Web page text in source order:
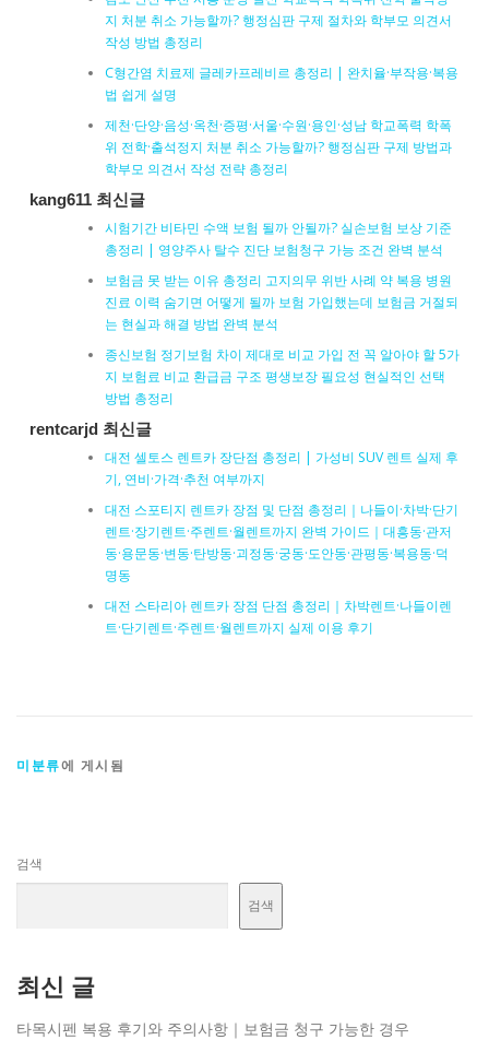
지 처분 취소 가능할까? 행정심판 구제 절차와 학부모 의견서
작성 방법 총정리
C형간염 치료제 글레카프레비르 총정리 | 완치율·부작용·복용
법 쉽게 설명
제천·단양·음성·옥천·증평·서울·수원·용인·성남 학교폭력 학폭
위 전학·출석정지 처분 취소 가능할까? 행정심판 구제 방법과
학부모 의견서 작성 전략 총정리
kang611 최신글
시험기간 비타민 수액 보험 될까 안될까? 실손보험 보상 기준
총정리 | 영양주사 탈수 진단 보험청구 가능 조건 완벽 분석
보험금 못 받는 이유 총정리 고지의무 위반 사례 약 복용 병원
진료 이력 숨기면 어떻게 될까 보험 가입했는데 보험금 거절되
는 현실과 해결 방법 완벽 분석
종신보험 정기보험 차이 제대로 비교 가입 전 꼭 알아야 할 5가
지 보험료 비교 환급금 구조 평생보장 필요성 현실적인 선택
방법 총정리
rentcarjd 최신글
대전 셀토스 렌트카 장단점 총정리 | 가성비 SUV 렌트 실제 후
기, 연비·가격·추천 여부까지
대전 스포티지 렌트카 장점 및 단점 총정리｜나들이·차박·단기
렌트·장기렌트·주렌트·월렌트까지 완벽 가이드｜대흥동·관저
동·용문동·변동·탄방동·괴정동·궁동·도안동·관평동·복용동·덕
명동
대전 스타리아 렌트카 장점 단점 총정리｜차박렌트·나들이렌
트·단기렌트·주렌트·월렌트까지 실제 이용 후기
미분류에 게시됨
검색
검색
최신 글
타목시펜 복용 후기와 주의사항｜보험금 청구 가능한 경우